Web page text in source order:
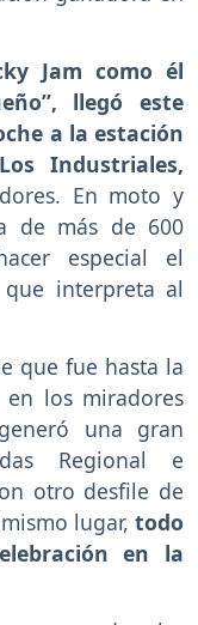
Jam como él
llegó este
a la estación
Industriales,
En moto y
de más de 600
especial el
interpreta al
que fue hasta la
los miradores
una gran
Regional e
otro desfile de
lugar, todo
en la